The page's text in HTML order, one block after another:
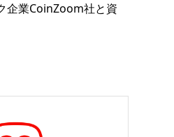
企業CoinZoom社と資